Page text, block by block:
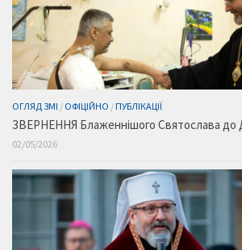
ОГЛЯД ЗМІ / ОФІЦІЙНО /ПУБЛІКАЦІЇ
ЗВЕРНЕННЯ Блаженнішого Святослава до
02/05/2026